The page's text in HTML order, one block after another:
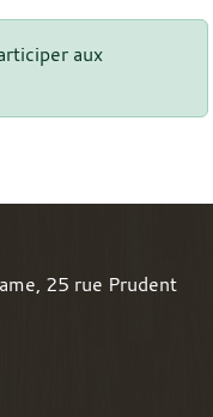
aux
25 rue Prudent